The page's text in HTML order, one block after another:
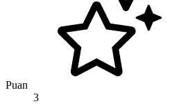
Puan
3